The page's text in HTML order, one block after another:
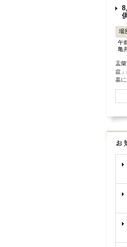
8
場
午
亀
盂
盆
墓に